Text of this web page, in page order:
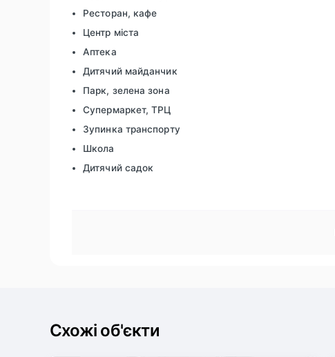
Ресторан, кафе
Центр міста
Аптека
Дитячий майданчик
Парк, зелена зона
Супермаркет, ТРЦ
Зупинка транспорту
Школа
Дитячий садок
Схожі об'єкти